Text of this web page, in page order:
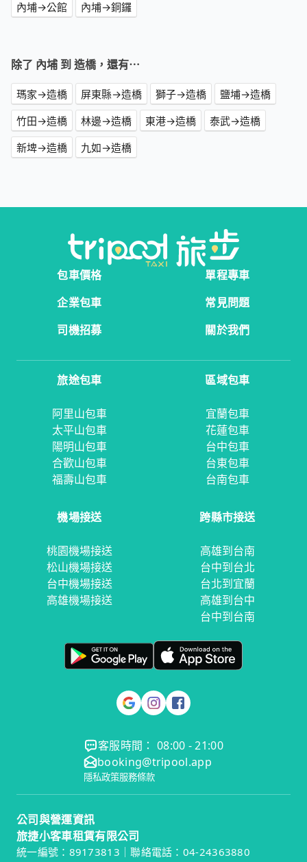
內埔→公館
內埔→銅鑼
除了 內埔 到 造橋，還有⋯
瑪家→造橋 屏東縣→造橋 獅子→造橋
鹽埔→造橋
竹田→造橋
林邊→造橋 東港→造橋
泰武→造橋
新埤→造橋
九如→造橋
包車價格
單程專車
企業包車
常見問題
司機招募
關於我們
旅途包車
阿里山包車
太平山包車
陽明山包車
合歡山包車
福壽山包車
區域包車
宜蘭包車
花蓮包車
台中包車
台東包車
台南包車
機場接送
桃園機場接送
松山機場接送
台中機場接送
高雄機場接送
跨縣市接送
高雄到台南
台中到台北
台北到宜蘭
高雄到台中
台中到台南
客服時間： 08:00 - 21:00
booking@tripool.app
隱私政策服務條款
公司與營運資訊
旅捷小客車租賃有限公司
統一編號：89173813｜聯絡電話：04-24363880